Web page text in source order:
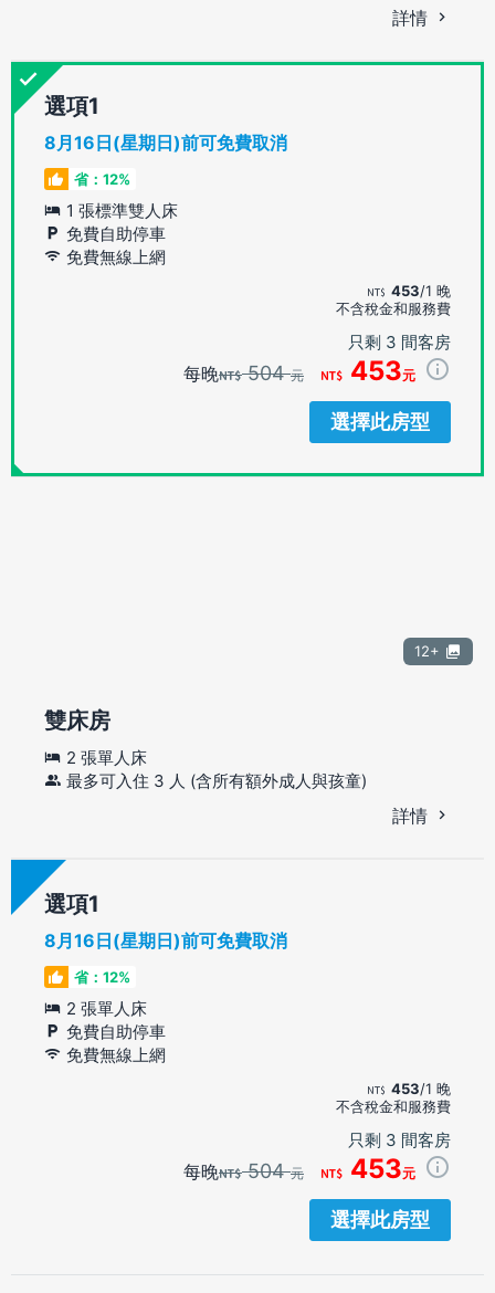
詳情
選項
8月16日(星期日)前可免費取消
省：12%
1 張標準雙人床
免費自助停車
免費無線上網
453/1 晚
不含稅金和服務費
只剩 3 間客房
每晚 504元 453元
選擇此房型
12+
雙床房
2 張單人床
最多可入住 3 人 (含所有額外成人與孩童)
詳情
選項
8月16日(星期日)前可免費取消
省：12%
2 張單人床
免費自助停車
免費無線上網
453/1 晚
不含稅金和服務費
只剩 3 間客房
每晚 504元 453元
選擇此房型